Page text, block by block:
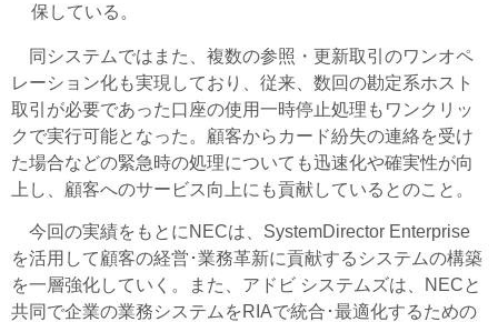
保している。
同システムではまた、複数の参照・更新取引のワンオペ
レーション化も実現しており、従来、数回の勘定系ホスト
取引が必要であった口座の使用一時停止処理もワンクリッ
クで実行可能となった。顧客からカード紛失の連絡を受け
た場合などの緊急時の処理についても迅速化や確実性が向
上し、顧客へのサービス向上にも貢献しているとのこと。
今回の実績をもとにNECは、SystemDirector Enterprise
を活用して顧客の経営･業務革新に貢献するシステムの構築
を一層強化していく。また、アドビ システムズは、NECと
共同で企業の業務システムをRIAで統合･最適化するための